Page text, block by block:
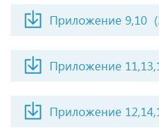
Приложение 9,10
Приложение
Приложение